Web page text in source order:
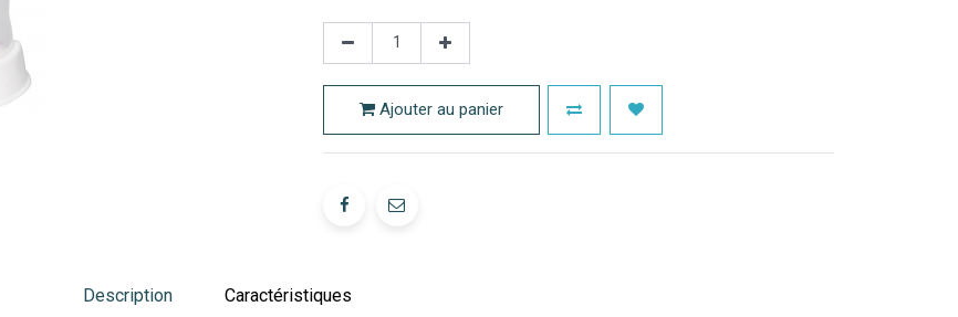
Ajouter au panier
Description Caractéristiques